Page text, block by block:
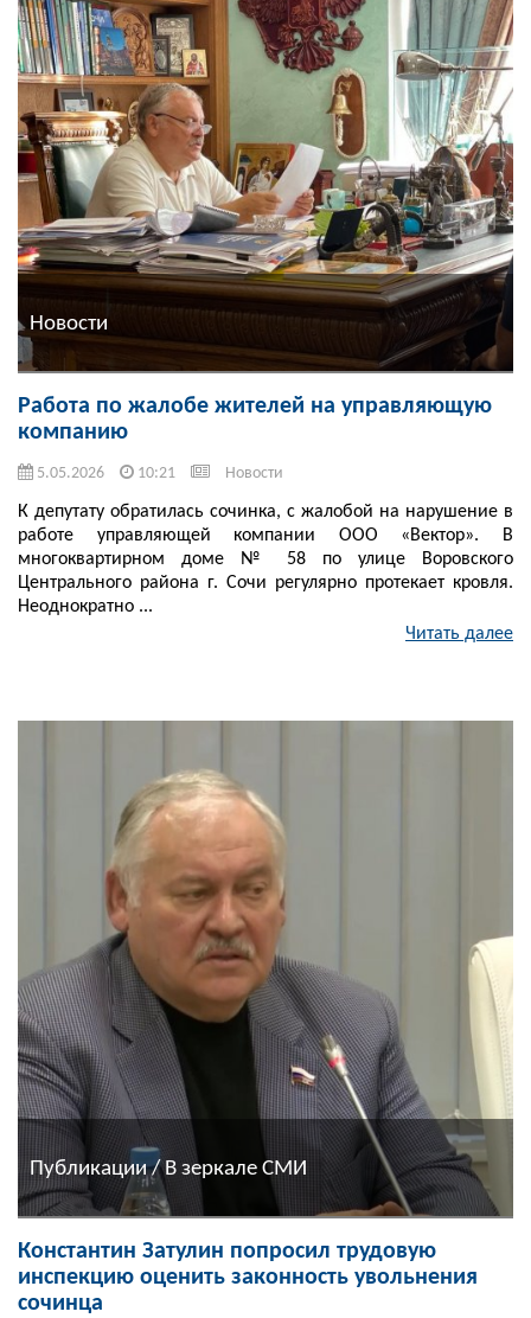
Новости
Работа по жалобе жителей на управляющую
компанию
5.05.2026 10:21 Новости
К депутату обратилась сочинка, с жалобой на нарушение в
работе управляющей компании ООО «Вектор». В
многоквартирном доме № 58 по улице Воровского
Центрального района г. Сочи регулярно протекает кровля.
Неоднократно ...
Читать далее
Публикации / В зеркале СМИ
Константин Затулин попросил трудовую
инспекцию оценить законность увольнения
сочинца